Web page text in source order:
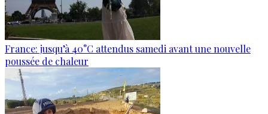
France: jusqu’à 40°C attendus samedi avant une nouvelle
poussée de chaleur